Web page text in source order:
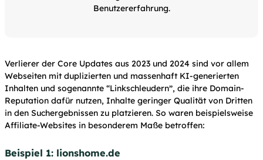
Benutzererfahrung.
Verlierer der Core Updates aus 2023 und 2024 sind vor allem
Webseiten mit duplizierten und massenhaft KI-generierten
Inhalten und sogenannte “Linkschleudern”, die ihre Domain-
Reputation dafür nutzen, Inhalte geringer Qualität von Dritten
in den Suchergebnissen zu platzieren. So waren beispielsweise
Affiliate-Websites in besonderem Maße betroffen:
Beispiel 1: lionshome.de